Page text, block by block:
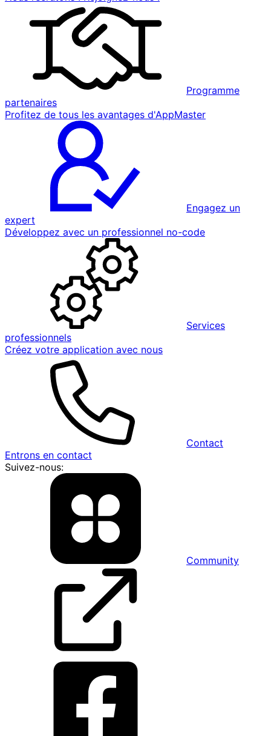
Programme
partenaires
Profitez de tous les avantages d'AppMaster
Engagez un
expert
Développez avec un professionnel no-code
Services
professionnels
Créez votre application avec nous
Contact
Entrons en contact
Suivez-nous:
Community